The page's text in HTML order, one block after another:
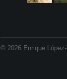
© 2026 Enrique